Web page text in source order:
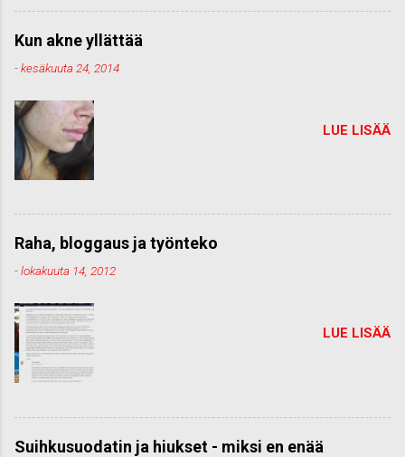
Kun akne yllättää
-kesäkuuta 24, 2014
LUE LISÄÄ
Raha, bloggaus ja työnteko
-lokakuuta 14, 2012
LUE LISÄÄ
Suihkusuodatin ja hiukset - miksi en enää